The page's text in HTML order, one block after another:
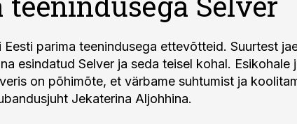
Eesti parima teenindusega ettevõtteid. Suurtest
esindatud Selver ja seda teisel kohal. Esikohale
on põhimõte, et värbame suhtumist ja
Jekaterina Aljohhina.